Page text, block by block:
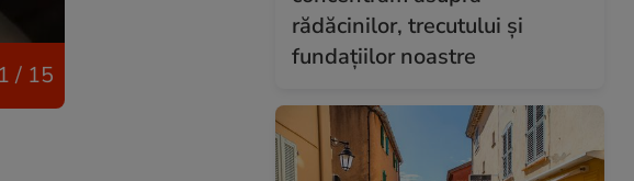
1 / 15
rădăcinilor, trecutului și
fundațiilor noastre